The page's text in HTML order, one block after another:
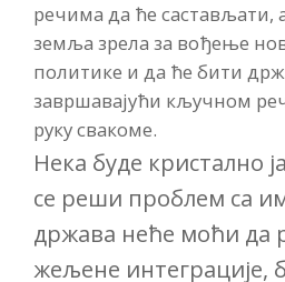
речима да ће састављати,
земља зрела за вођење
политике и да ће бити
завршавајући кључном
руку свакоме.
Нека буде кристално
се реши проблем са
држава неће моћи да
жељене интеграције,